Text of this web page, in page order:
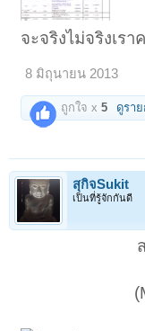
จะจริงไม่จริงเร
8 มิถุนายน 2013
ถูกใจ x5 ดูรา
สุกิจSukit
เป็นที่รู้จักกันดี